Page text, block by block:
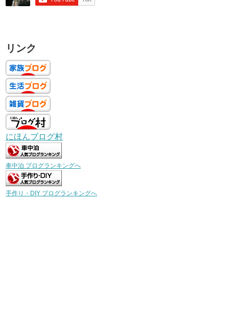
リンク
にほんブログ村
車中泊 ブログランキングへ
手作り・DIY ブログランキングへ